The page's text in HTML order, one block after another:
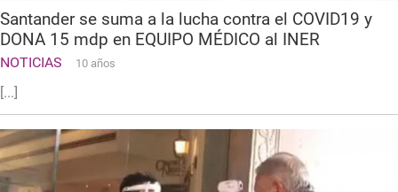
Santander se suma a la lucha contra el COVID19 y
DONA 15 mdp en EQUIPO MÉDICO al INER
NOTICIAS 10 años
[...]